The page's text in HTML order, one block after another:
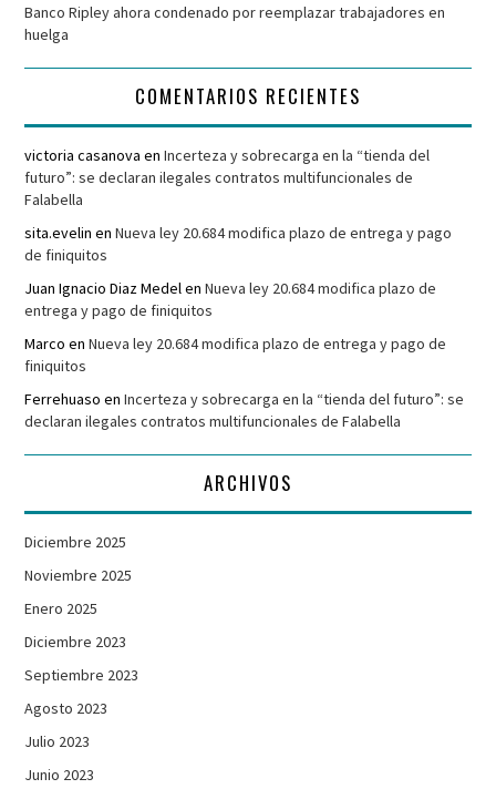
Banco Ripley ahora condenado por reemplazar trabajadores en
huelga
COMENTARIOS RECIENTES
victoria casanova enIncerteza y sobrecarga en la “tienda del
futuro”: se declaran ilegales contratos multifuncionales de
Falabella
sita.evelin enNueva ley 20.684 modifica plazo de entrega y pago
de finiquitos
Juan Ignacio Diaz Medel enNueva ley 20.684 modifica plazo de
entrega y pago de finiquitos
Marco enNueva ley 20.684 modifica plazo de entrega y pago de
finiquitos
Ferrehuaso enIncerteza y sobrecarga en la “tienda del futuro”: se
declaran ilegales contratos multifuncionales de Falabella
ARCHIVOS
Diciembre 2025
Noviembre 2025
Enero 2025
Diciembre 2023
Septiembre 2023
Agosto 2023
Julio 2023
Junio 2023